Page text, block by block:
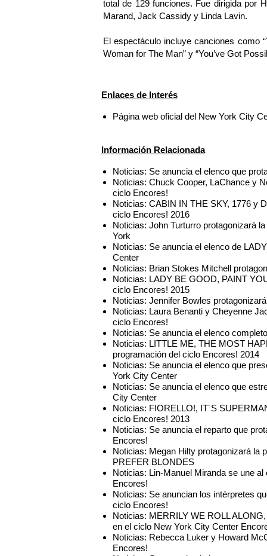
total de 129 funciones. Fue dirigida por
Marand, Jack Cassidy y Linda Lavin.
El espectáculo incluye canciones como
Woman for The Man” y “You’ve Got
Enlaces de Interés
Página web oficial del New York City
Información Relacionada
Noticias: Se anuncia el elenco que
Noticias: Chuck Cooper, LaChance y
ciclo Encores!
Noticias: CABIN IN THE SKY, 1776 y
ciclo Encores! 2016
Noticias: John Turturro protagonizará
York
Noticias: Se anuncia el elenco de
Center
Noticias: Brian Stokes Mitchell
Noticias: LADY BE GOOD, PAINT
ciclo Encores! 2015
Noticias: Jennifer Bowles
Noticias: Laura Benanti y Cheyenne
ciclo Encores!
Noticias: Se anuncia el elenco
Noticias: LITTLE ME, THE MOST
programación del ciclo Encores! 2014
Noticias: Se anuncia el elenco que
York City Center
Noticias: Se anuncia el elenco que
City Center
Noticias: FIORELLO!, IT´S
ciclo Encores! 2013
Noticias: Se anuncia el reparto que
Encores!
Noticias: Megan Hilty protagonizará la
PREFER BLONDES
Noticias: Lin-Manuel Miranda se une
Encores!
Noticias: Se anuncian los intérpretes
ciclo Encores!
Noticias: MERRILY WE ROLL
en el ciclo New York City Center
Noticias: Rebecca Luker y Howard
Encores!